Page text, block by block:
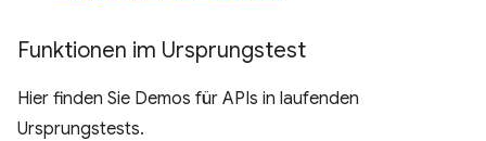
Funktionen im Ursprungstest
Hier finden Sie Demos für APIs in laufenden
Ursprungstests.